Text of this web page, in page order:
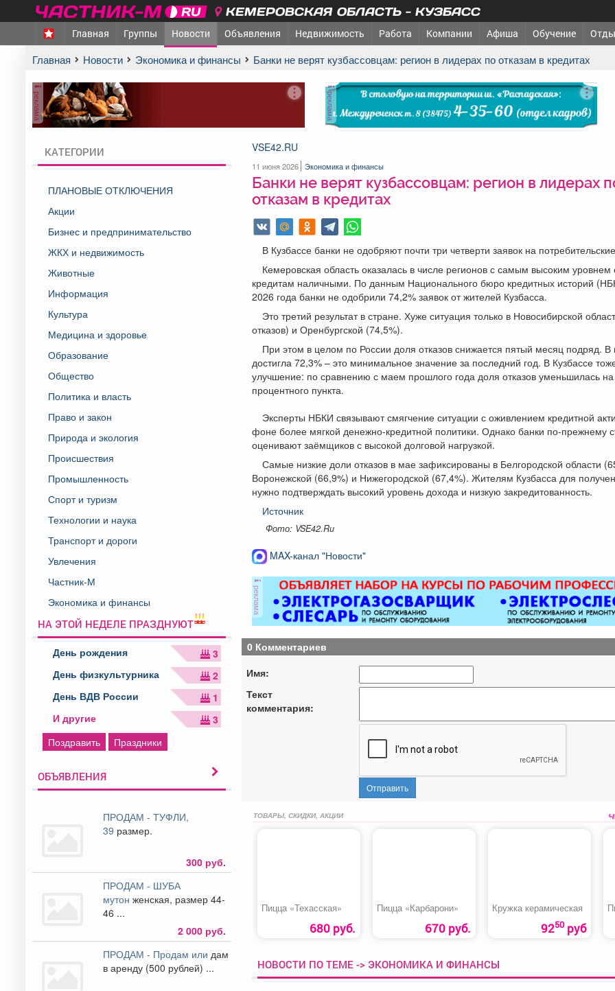
КЕМЕРОВСКАЯ ОБЛАСТЬ - КУЗБАСС
Главная Группы Новости Объявления Недвижимость Работа Компании Афиша Обучение
Главная Новости Экономика и финансы Банки не верят кузбассовцам: регион в лидерах по отказам в кредитах
реклама реклама
КАТЕГОРИИ
ПЛАНОВЫЕ ОТКЛЮЧЕНИЯ
Акции
Бизнес и предпринимательство
ЖКХ и недвижимость
Животные
Информация
Культура
Медицина и здоровье
Образование
Общество
Политика и власть
Право и закон
Природа и экология
Происшествия
Промышленность
Спорт и туризм
Технологии и наука
Транспорт и дороги
Увлечения
Частник-М
Экономика и финансы
НА ЭТОЙ НЕДЕЛЕ ПРАЗДНУЮТ
День рождения
3
День физкультурника
2
День ВДВ России
1
И другие
3
Поздравить
Праздники
ОБЪЯВЛЕНИЯ
ПРОДАМ - ТУФЛИ,
39 размер.
300 руб.
ПРОДАМ - ШУБА
мутонженская, размер 44-
46 ...
2 000 руб.
ПРОДАМ - Продам или дам
в аренду (500 рублей) ...
VSE42.RU
11 июня 2026 Экономика и финансы
Банки не верят кузбассовцам: регион в лидерах
отказам в кредитах
В Кузбассе банки не одобряют почти три четверти заявок на
Кемеровская область оказалась в числе регионов с самым высоким уровнем
кредитам наличными. По данным Национального бюро кредитных историй
2026 года банки не одобрили 74,2% заявок от жителей Кузбасса.
Это третий результат в стране. Хуже ситуация только в Новосибирской
отказов) и Оренбургской (74,5%).
При этом в целом по России доля отказов снижается пятый месяц подряд.
достигла 72,3% – это минимальное значение за последний год. В Кузбассе
улучшение: по сравнению с маем прошлого года доля отказов уменьшилась
процентного пункта.
Эксперты НБКИ связывают смягчение ситуации с оживлением кредитной
фоне более мягкой денежно-кредитной политики. Однако банки по-прежнему
оценивают заёмщиков с высокой долговой нагрузкой.
Самые низкие доли отказов в мае зафиксированы в Белгородской области
Воронежской (66,9%) и Нижегородской (67,4%). Жителям Кузбасса для
нужно подтверждать высокий уровень дохода и низкую закредитованность.
Источник
Фото: VSE42.Ru
MAX-канал "Новости"
реклама
0 Комментариев
Имя:
Текст
комментария:
Отправить
ТОВАРЫ, СКИДКИ, АКЦИИ
Пицца «Техасская»
680 руб.
Пицца «Карбарони»
670 руб.
Кружка керамическая
9250руб
НОВОСТИ ПО ТЕМЕ -> ЭКОНОМИКА И ФИНАНСЫ